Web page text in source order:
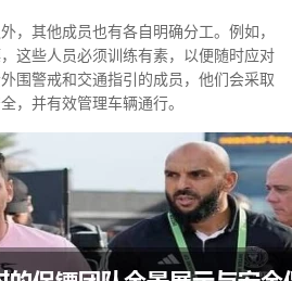
，其他成员也有各自明确分工。例如，
这些人员必须训练有素，以便随时应对
围警戒和交通指引的成员，他们会采取
，并有效管理车辆通行。